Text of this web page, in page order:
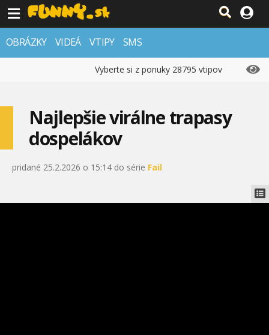
OBRÁZKY VIDEÁ VTIPY SMS
Vyberte si z ponuky 28795 vtipov
Najlepšie virálne trapasy
dospelákov
pridané 25.2.2026 o 15:14 do série Fail